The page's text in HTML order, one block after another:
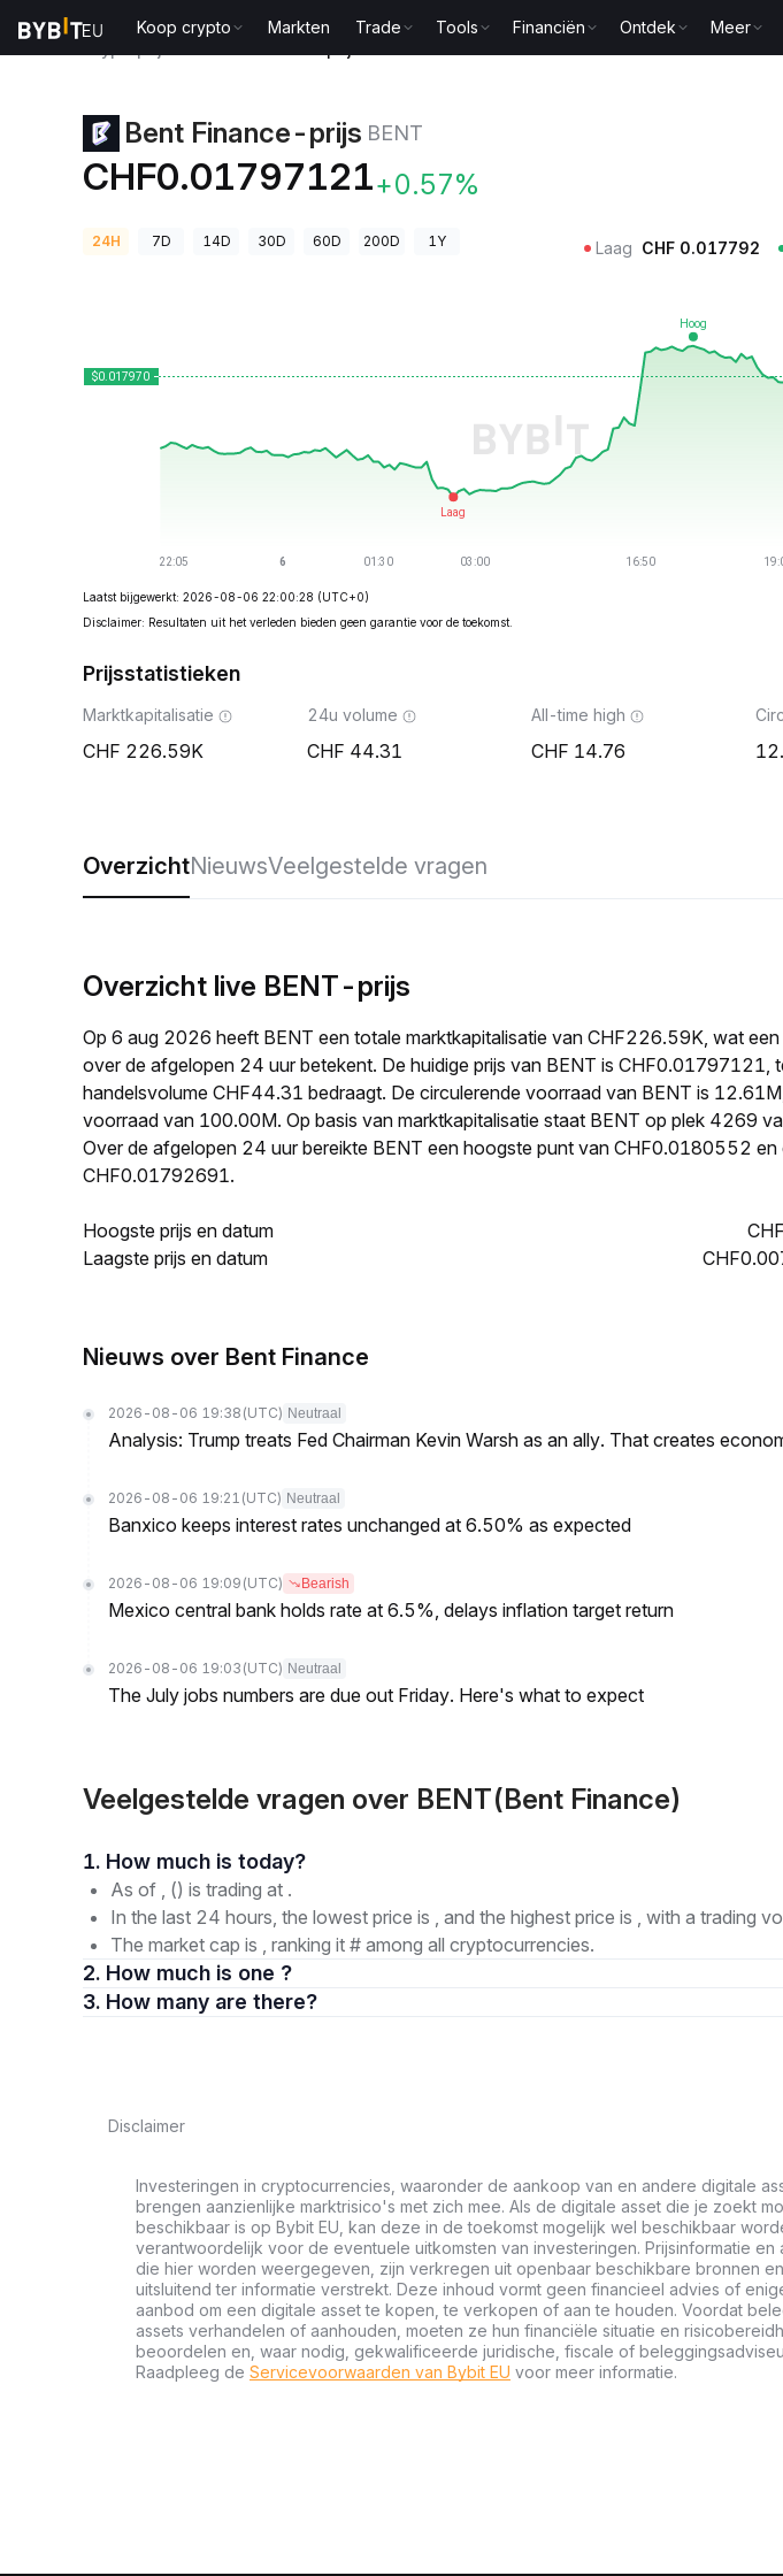
Koop crypto Markten Trade Tools Financiën Ontdek Meer
Bent Finance-prijs BENT
CHF0.01797121+0.57%
24H 7D 14D 30D 60D 200D 1Y Laag CHF 0.017792
Laatst bijgewerkt: 2026-08-06 22:00:28 (UTC+0)
Disclaimer: Resultaten uit het verleden bieden geen garantie voor de toekomst.
Prijsstatistieken
Marktkapitalisatie
226.59K
24u volume
44.31
All-time high
14.76
OverzichtNieuwsVeelgestelde vragen
Overzicht live BENT-prijs
Op 6 aug 2026 heeft BENT een totale marktkapitalisatie van CHF226.59K, wat
over de afgelopen 24 uur betekent. De huidige prijs van BENT is CHF0.01797121,
handelsvolume CHF44.31 bedraagt. De circulerende voorraad van BENT is
voorraad van 100.00M. Op basis van marktkapitalisatie staat BENT op plek 4269
Over de afgelopen 24 uur bereikte BENT een hoogste punt van CHF0.0180552 en
CHF0.01792691.
Hoogste prijs en datum
Laagste prijs en datum
Nieuws over Bent Finance
2026-08-06 19:38 (UTC) Neutraal
Analysis: Trump treats Fed Chairman Kevin Warsh as an ally. That creates
2026-08-06 19:21 (UTC) Neutraal
Banxico keeps interest rates unchanged at 6.50% as expected
2026-08-06 19:09 (UTC) Bearish
Mexico central bank holds rate at 6.5%, delays inflation target return
2026-08-06 19:03 (UTC) Neutraal
The July jobs numbers are due out Friday. Here's what to expect
Veelgestelde vragen over BENT(Bent Finance)
1. How much is today?
As of , () is trading at .
In the last 24 hours, the lowest price is , and the highest price is , with a trading
The market cap is , ranking it # among all cryptocurrencies.
2. How much is one ?
3. How many are there?
Disclaimer
Investeringen in cryptocurrencies, waaronder de aankoop van en andere digitale
brengen aanzienlijke marktrisico's met zich mee. Als de digitale asset die je zoekt
beschikbaar is op Bybit EU, kan deze in de toekomst mogelijk wel beschikbaar
verantwoordelijk voor de eventuele uitkomsten van investeringen. Prijsinformatie
die hier worden weergegeven, zijn verkregen uit openbaar beschikbare bronnen
uitsluitend ter informatie verstrekt. Deze inhoud vormt geen financieel advies of
aanbod om een digitale asset te kopen, te verkopen of aan te houden. Voordat
assets verhandelen of aanhouden, moeten ze hun financiële situatie en
beoordelen en, waar nodig, gekwalificeerde juridische, fiscale of
Raadpleeg de Servicevoorwaarden van Bybit EU voor meer informatie.